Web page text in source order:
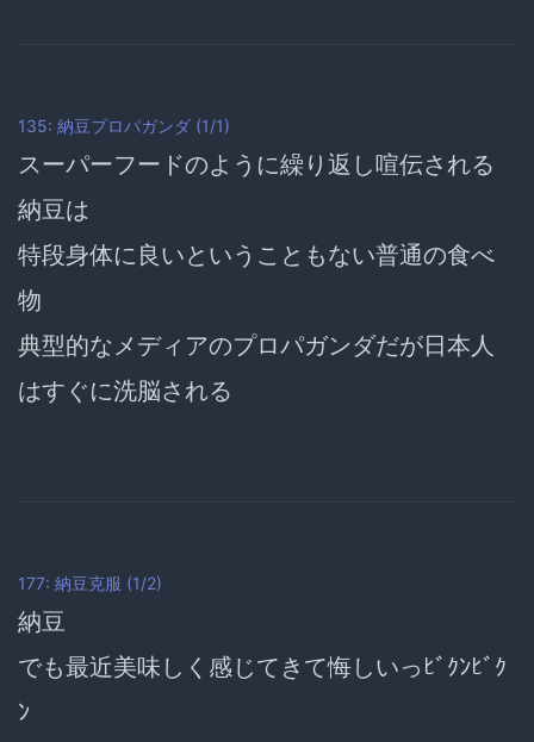
135: 納豆プロパガンダ (1/1)
スーパーフードのように繰り返し喧伝される
納豆は
特段身体に良いということもない普通の食べ
物
典型的なメディアのプロパガンダだが日本人
はすぐに洗脳される
177: 納豆克服 (1/2)
納豆
でも最近美味しく感じてきて悔しいっﾋﾞｸﾝﾋﾞｸ
ﾝ